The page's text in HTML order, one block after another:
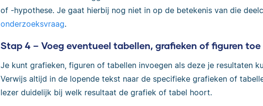
of -hypothese. Je gaat hierbij nog niet in op de betekenis van die
onderzoeksvraag.
Stap 4 – Voeg eventueel tabellen, grafieken of figuren toe
Je kunt grafieken, figuren of tabellen invoegen als deze je resultaten
Verwijs altijd in de lopende tekst naar de specifieke grafieken of
lezer duidelijk bij welk resultaat de grafiek of tabel hoort.